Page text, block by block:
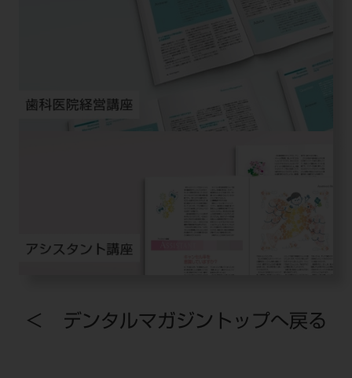
＜ デンタルマガジントップへ戻る